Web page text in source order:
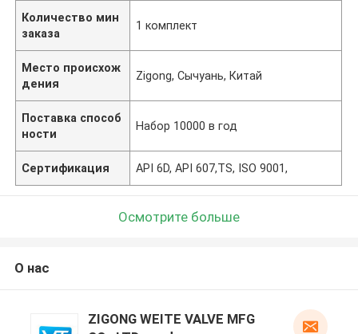
Количество мин
заказа
1 комплект
Место происхож
дения
Zigong, Сычуань, Китай
Поставка способ
ности
Набор 10000 в год
Сертификация API 6D, API 607,TS, ISO 9001,
Осмотрите больше
О нас
ZIGONG WEITE VALVE MFG